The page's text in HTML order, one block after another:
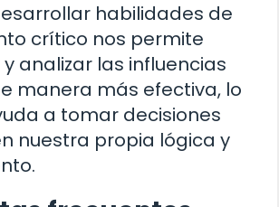
habilidades de
crítico nos permite
analizar las influencias
manera más efectiva, lo
a tomar decisiones
nuestra propia lógica y